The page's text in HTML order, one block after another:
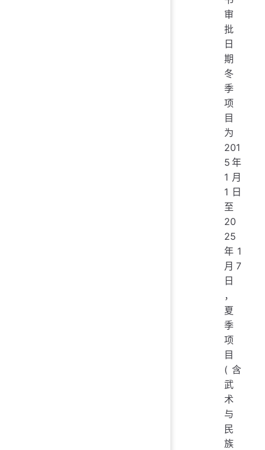
审
批
日
期
冬
季
项
目
为
201
5年
1月
1日
至
20
25
年1
月7
日
，
夏
季
项
目
(含
武
术
与
民
族